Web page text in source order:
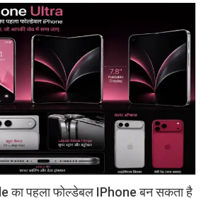
का पहला फोल्डेबल IPhone बन सकता है